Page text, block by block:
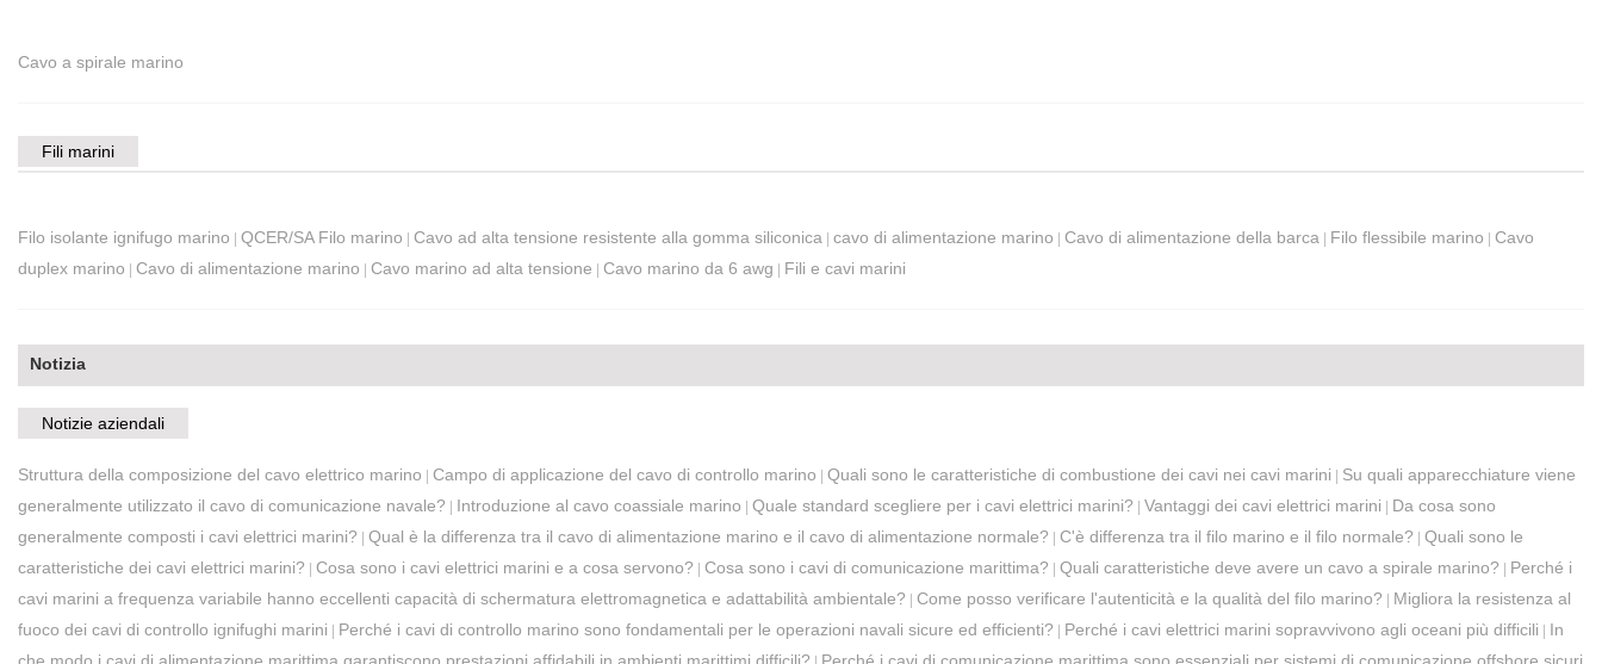
Cavo a spirale marino
Fili marini
Filo isolante ignifugo marino | QCER/SA Filo marino | Cavo ad alta tensione resistente alla gomma siliconica | cavo di alimentazione marino | Cavo di alimentazione della barca | Filo flessibile marino | Cavo
duplex marino | Cavo di alimentazione marino | Cavo marino ad alta tensione | Cavo marino da 6 awg | Fili e cavi marini
Notizia
Notizie aziendali
Struttura della composizione del cavo elettrico marino | Campo di applicazione del cavo di controllo marino | Quali sono le caratteristiche di combustione dei cavi nei cavi marini | Su quali apparecchiature viene
generalmente utilizzato il cavo di comunicazione navale? | Introduzione al cavo coassiale marino | Quale standard scegliere per i cavi elettrici marini? | Vantaggi dei cavi elettrici marini | Da cosa sono
generalmente composti i cavi elettrici marini? | Qual è la differenza tra il cavo di alimentazione marino e il cavo di alimentazione normale? | C'è differenza tra il filo marino e il filo normale? | Quali sono le
caratteristiche dei cavi elettrici marini? | Cosa sono i cavi elettrici marini e a cosa servono? | Cosa sono i cavi di comunicazione marittima? | Quali caratteristiche deve avere un cavo a spirale marino? | Perché i
cavi marini a frequenza variabile hanno eccellenti capacità di schermatura elettromagnetica e adattabilità ambientale? | Come posso verificare l'autenticità e la qualità del filo marino? | Migliora la resistenza al
fuoco dei cavi di controllo ignifughi marini | Perché i cavi di controllo marino sono fondamentali per le operazioni navali sicure ed efficienti? | Perché i cavi elettrici marini sopravvivono agli oceani più difficili | In